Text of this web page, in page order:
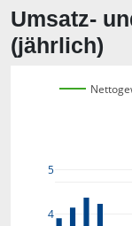
Umsatz-
(jährlich)
4
5